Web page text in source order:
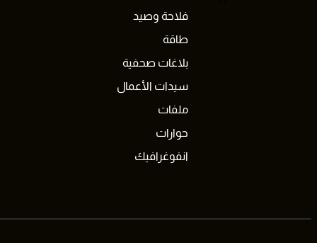
فلاحة وصيد
طاقة
بلاغات صحفية
سيدات الأعمال
ملفات
حوارات
انفوغرافيك